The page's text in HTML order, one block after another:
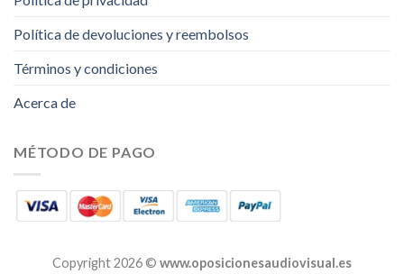
Política de devoluciones y reembolsos
Términos y condiciones
Acerca de
MÉTODO DE PAGO
Copyright 2026 © www.oposicionesaudiovisual.es